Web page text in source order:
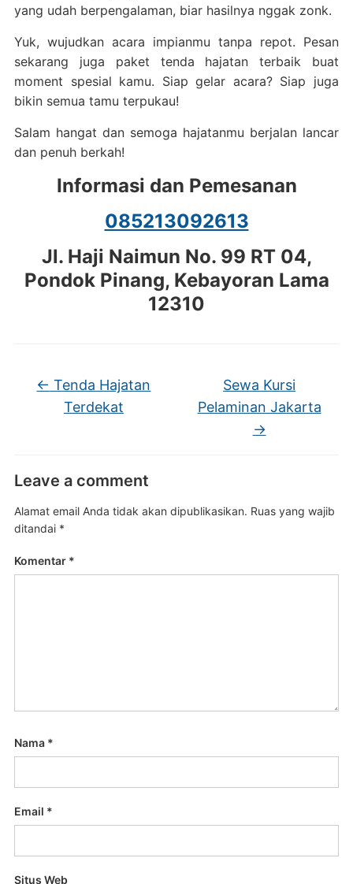
yang udah berpengalaman, biar hasilnya nggak zonk.
Yuk, wujudkan acara impianmu tanpa repot. Pesan
sekarang juga paket tenda hajatan terbaik buat
moment spesial kamu. Siap gelar acara? Siap juga
bikin semua tamu terpukau!
Salam hangat dan semoga hajatanmu berjalan lancar
dan penuh berkah!
Informasi dan Pemesanan
085213092613
Jl. Haji Naimun No. 99 RT 04,
Pondok Pinang, Kebayoran Lama
12310
← Tenda Hajatan
Terdekat
Sewa Kursi
Pelaminan Jakarta
→
Leave a comment
Alamat email Anda tidak akan dipublikasikan. Ruas yang wajib
ditandai *
Komentar *
Nama *
Email *
Situs Web